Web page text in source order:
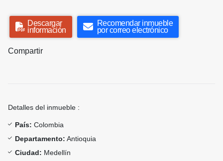
Descargar
información
Recomendar inmueble
por correo electrónico
Compartir
Detalles del inmueble :
País: Colombia
Departamento: Antioquia
Ciudad: Medellín